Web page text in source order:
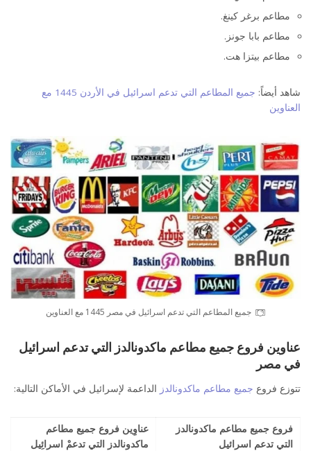
مطاعم برغر كينغ.
مطاعم بابا جونز.
مطاعم بيتزا هت.
شاهد أيضاً:
جميع المطاعم التي تدعم اسرائيل في الأردن 1445 مع
العناوين
جميع المطاعم التي تدعم اسرائيل في مصر 1445 مع العناوين
عناوين فروع جميع مطاعم ماكدونالدز التي تدعم اسرائيل
في مصر
تتوزع فروع جميع مطاعم ماكدونالدز الداعمة لإسرائيل في الأماكن التالية:
فروع جميع مطاعم ماكدونالدز
التي تدعم اسرائيل
عناوِين فروع جميع مطاعم
ماكدونالدز التي تدعمْ اسرائِيل